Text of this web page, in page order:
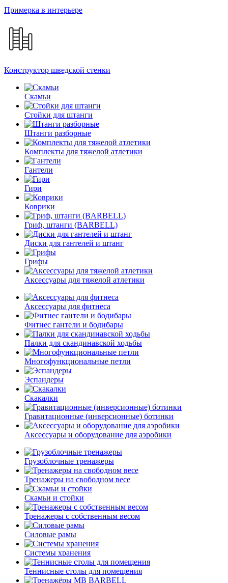
Примерка в интерьере
Конструктор шведской стенки
Скамьи
Стойки для штанги
Штанги разборные
Комплекты для тяжелой атлетики
Гантели
Гири
Коврики
Гриф, штанги (BARBELL)
Диски для гантелей и штанг
Грифы
Аксессуары для тяжелой атлетики
Аксессуары для фитнеса
Фитнес гантели и бодибары
Палки для скандинавской ходьбы
Многофункциональные петли
Эспандеры
Скакалки
Гравитационные (инверсионные) ботинки
Аксессуары и оборудование для аэробики
Грузоблочные тренажеры
Тренажеры на свободном весе
Скамьи и стойки
Тренажеры с собственным весом
Силовые рамы
Системы хранения
Теннисные столы для помещения